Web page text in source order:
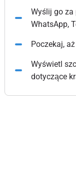
Wyślij go
WhatsApp,
Poczekaj,
Wyświetl
dotyczące